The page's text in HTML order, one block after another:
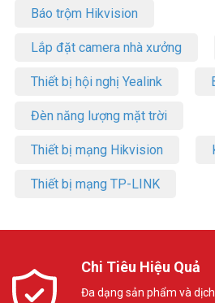
Báo trộm Hikvision
Lắp đặt camera nhà xưởng
Thiết bị hội nghị Yealink
Đèn năng lượng mặt trời
Thiết bị mạng Hikvision
Thiết bị mạng TP-LINK
Chi Tiêu Hiệu Quả
Đa dạng sản phẩm và